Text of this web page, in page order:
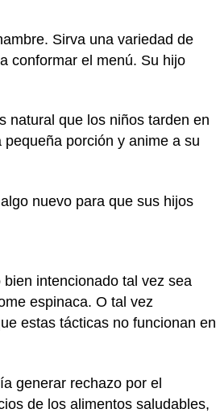
Sirva una variedad de
conformar el menú. Su hijo
natural que los niños tarden en
porción y anime a su
nuevo para que sus hijos
intencionado tal vez sea
espinaca. O tal vez
estas tácticas no funcionan en
generar rechazo por el
de los alimentos saludables,